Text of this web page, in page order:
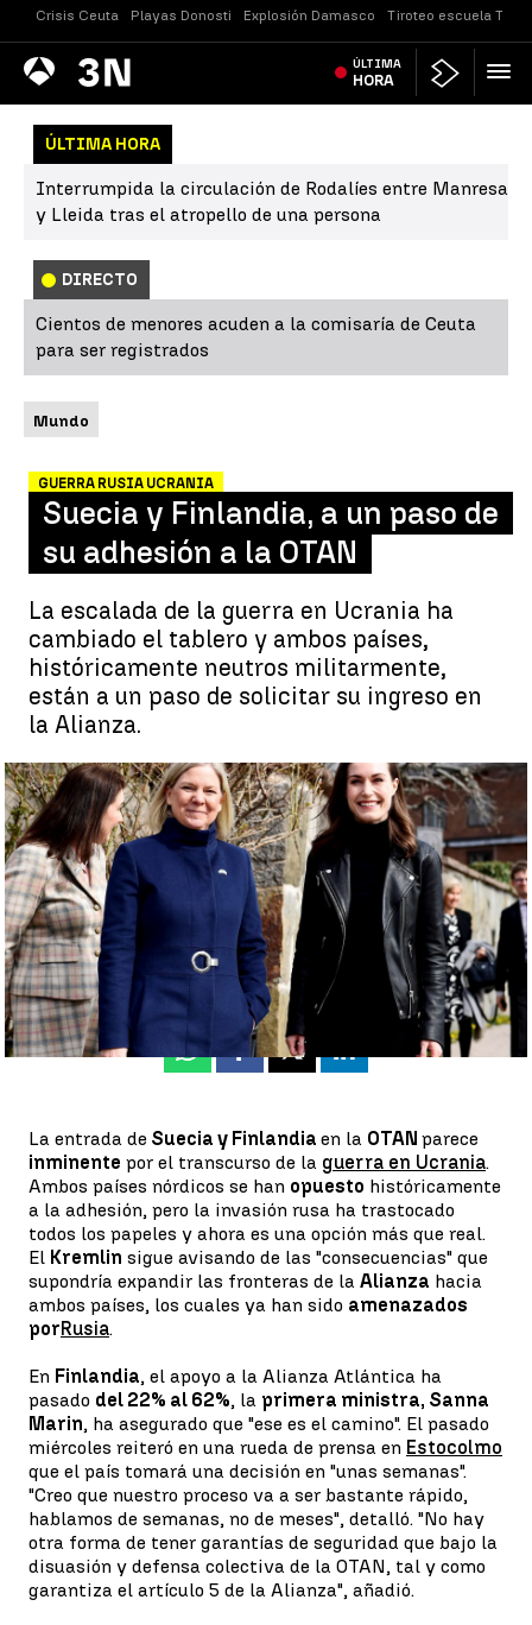
Crisis Ceuta Playas Donosti Explosión Damasco Tiroteo escuela
Antena
3 Noticias ÚLTIMA
HORA
ÚLTIMA HORA
Interrumpida la circulación de Rodalíes entre Manresa
y Lleida tras el atropello de una persona
DIRECTO
Cientos de menores acuden a la comisaría de Ceuta
para ser registrados
Mundo
GUERRA RUSIA UCRANIA
Suecia y Finlandia, a un paso de
su adhesión a la OTAN
La escalada de la guerra en Ucrania ha
cambiado el tablero y ambos países,
históricamente neutros militarmente,
están a un paso de solicitar su ingreso en
la Alianza.
Suecia y Finlandia, a un paso de su adhesión a la OTAN |Efe
Luis Alcantud
Publicado: 14 de abril de 2022, 09:08
WhatsappFacebook
X Linkedin
La entrada de Suecia y Finlandia en la OTAN parece
inminente por el transcurso de la guerra en Ucrania.
Ambos países nórdicos se han opuesto históricamente
a la adhesión, pero la invasión rusa ha trastocado
todos los papeles y ahora es una opción más que real.
El Kremlin sigue avisando de las "consecuencias" que
supondría expandir las fronteras de la Alianza hacia
ambos países, los cuales ya han sido amenazados
porRusia.
En Finlandia, el apoyo a la Alianza Atlántica ha
pasado del 22% al 62%, la primera ministra, Sanna
Marin, ha asegurado que "ese es el camino". El pasado
miércoles reiteró en una rueda de prensa en Estocolmo
que el país tomará una decisión en "unas semanas".
"Creo que nuestro proceso va a ser bastante rápido,
hablamos de semanas, no de meses", detalló. "No hay
otra forma de tener garantías de seguridad que bajo la
disuasión y defensa colectiva de la OTAN, tal y como
garantiza el artículo 5 de la Alianza", añadió.